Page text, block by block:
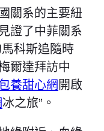
系的主要紐
證了中菲關系
科斯追隨時
爾達拜訪中
養甜心網 開啟
冰之旅”。